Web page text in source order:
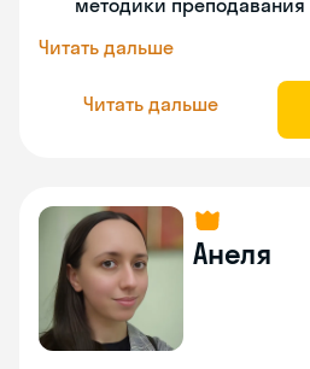
методики преподавания
Читать дальше
Читать дальше
Анеля